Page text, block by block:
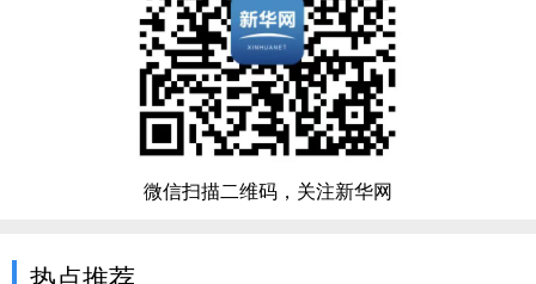
微信扫描二维码，关注新华网
热点推荐